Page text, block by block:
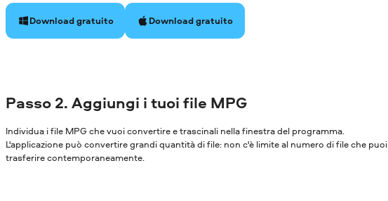
Download gratuito Download gratuito
Passo 2. Aggiungi i tuoi file MPG
Individua i file MPG che vuoi convertire e trascinali nella finestra del programma.
L'applicazione può convertire grandi quantità di file: non c'è limite al numero di file che puoi
trasferire contemporaneamente.